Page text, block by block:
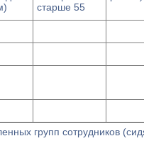
старше 55
групп сотрудников